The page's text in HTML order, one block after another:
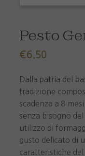
Pesto
€6.50
Dalla patria del
tradizione
scadenza a 8
senza bisogno
utilizzo di
gusto delicato di
caratteristiche